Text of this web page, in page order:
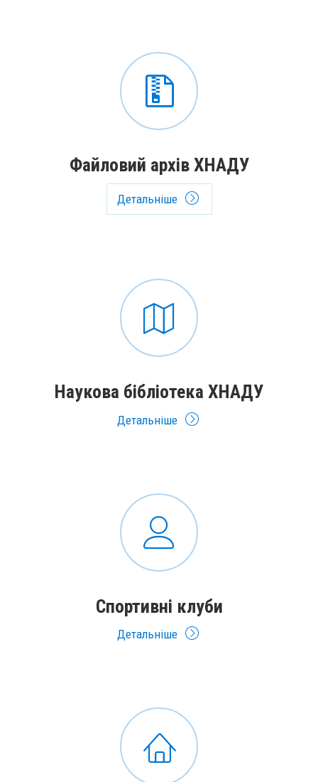
Файловий архів ХНАДУ
Детальніше
Наукова бібліотека ХНАДУ
Детальніше
Спортивні клуби
Детальніше